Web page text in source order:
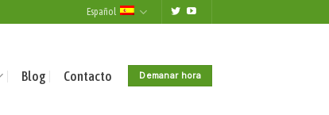
Español
Blog Contacto Demanar hora